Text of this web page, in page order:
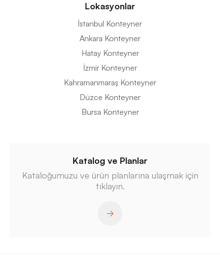
Lokasyonlar
İstanbul Konteyner
Ankara Konteyner
Hatay Konteyner
İzmir Konteyner
Kahramanmaraş Konteyner
Düzce Konteyner
Bursa Konteyner
Katalog ve Planlar
Kataloğumuzu ve ürün planlarına ulaşmak için
tıklayın.